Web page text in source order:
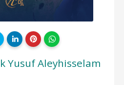
Yusuf Aleyhisselam